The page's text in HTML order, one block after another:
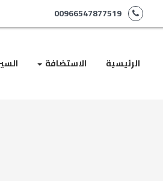
00966547877519
الرئيسية الاستضافة